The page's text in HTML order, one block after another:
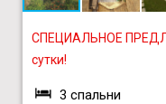
СПЕЦИАЛЬНОЕ
сутки!
3 спальни